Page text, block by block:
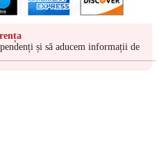
și să aducem informații de